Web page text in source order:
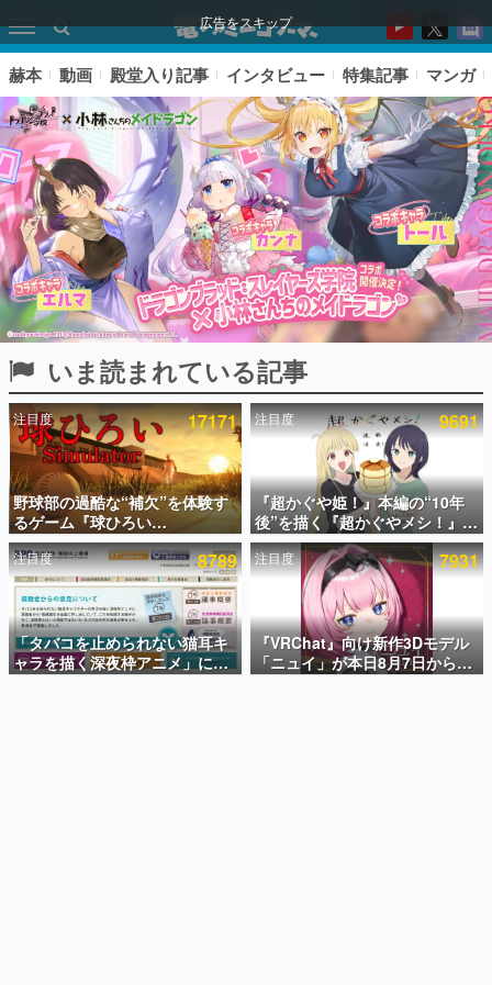
広告をスキップ
ピックアップ
電ファミのいま読まれている記事ランキング
アプリセール情報
インタビュー
連載・特集一覧
殿堂入り記事
SNS拡散数が数千以上！ ページビュー数万以上！ などな
ど。多くの人々に読まれた、電ファミ渾身の“殿堂入り”記
事をまとめました。
赫本 動画 殿堂入り記事 インタビュー 特集記事 マンガ
いま読まれている記事
注目度 17171
野球部の過酷な“補欠”を体験す
るゲーム『球ひろい
Simulator』が「1件」のウィッ
シュリストをもとにチェコ語に
対応しSNSで話題に。『キング
ダム・カム』開発元やチェコの
プロ野球選手から称賛の声
注目度 9691
『超かぐや姫！』本編の“10年
後”を描く『超かぐやメシ！』
Web連載決定。新たなWebマン
ガレーベル「ビビビコミック」
にて特別話が掲載スタート、あ
のお話には…まだ続きがある！
注目度 8789
「タバコを止められない猫耳キ
ャラを描く深夜枠アニメ」に視
聴者の一部から批判意見。違法
注目度 7931
『VRChat』向け新作3Dモデル
「ニュイ」が本日8月7日から
BOOTHにて発売。瞳に光る星